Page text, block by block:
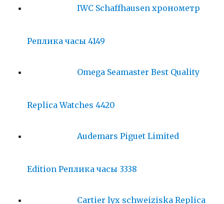
IWC Schaffhausen хронометр
Реплика часы 4149
Omega Seamaster Best Quality
Replica Watches 4420
Audemars Piguet Limited
Edition Реплика часы 3338
Cartier lyx schweiziska Replica